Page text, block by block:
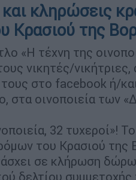
κληρώσεις
Κρασιού της
«Η τέχνη της
νικητές/
στο facebook ή/
στα οινοποιεία των
32 τυχεροί»!
του Κρασιού της
σε κλήρωση
δελτίου